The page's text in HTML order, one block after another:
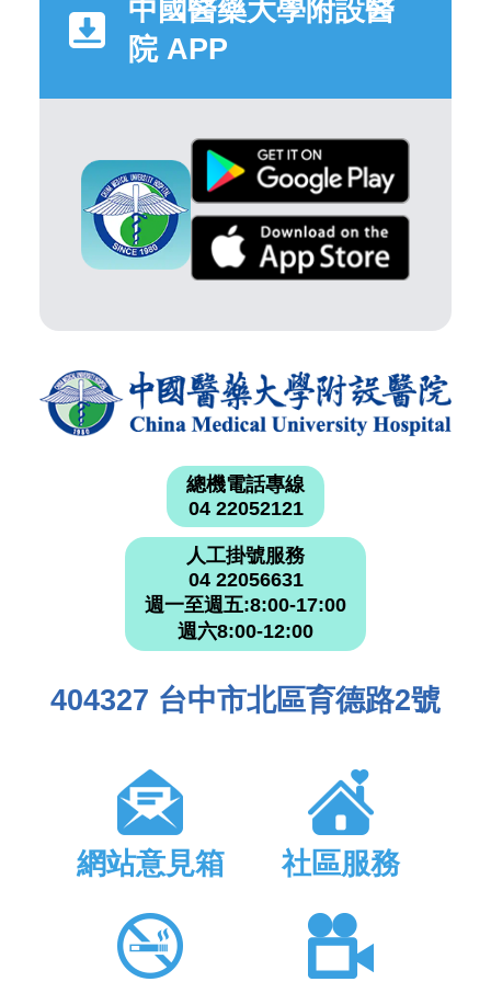
中國醫藥大學附設醫
院 APP
總機電話專線
04 22052121
人工掛號服務
04 22056631
週一至週五:8:00-17:00
週六8:00-12:00
404327 台中市北區育德路2號
網站意見箱 社區服務